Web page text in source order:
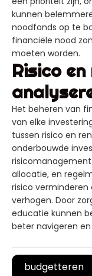
kunnen
noodfonds op te
financiële nood
moeten worden.
Risico
Het beheren van
van elke
tussen risico en
onderbouwde
allocatie, en
risico
verhogen. Door
educatie kunnen
beter navigeren
budgetteren